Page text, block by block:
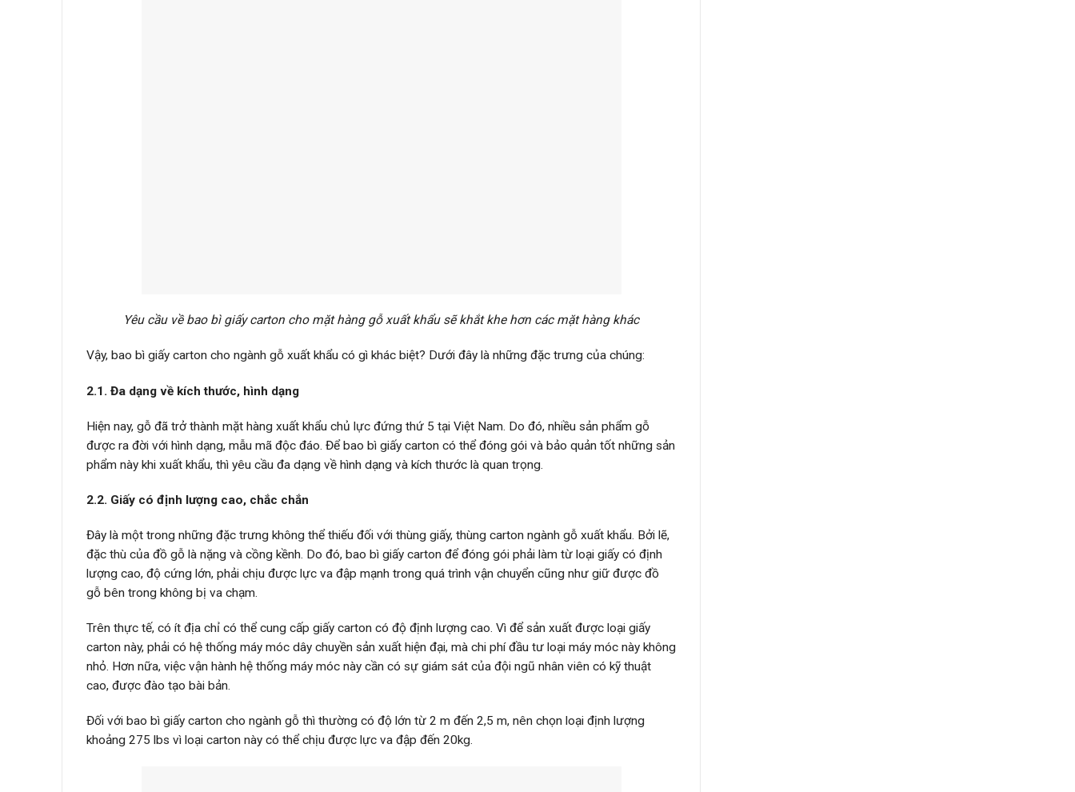
Yêu cầu về bao bì giấy carton cho mặt hàng gỗ xuất khẩu sẽ khắt khe hơn các mặt hàng khác
Vậy, bao bì giấy carton cho ngành gỗ xuất khẩu có gì khác biệt? Dưới đây là những đặc trưng của chúng:
2.1. Đa dạng về kích thước, hình dạng
Hiện nay, gỗ đã trở thành mặt hàng xuất khẩu chủ lực đứng thứ 5 tại Việt Nam. Do đó, nhiều sản phẩm gỗ
được ra đời với hình dạng, mẫu mã độc đáo. Để bao bì giấy carton có thể đóng gói và bảo quản tốt những sản
phẩm này khi xuất khẩu, thì yêu cầu đa dạng về hình dạng và kích thước là quan trọng.
2.2. Giấy có định lượng cao, chắc chắn
Đây là một trong những đặc trưng không thể thiếu đối với thùng giấy, thùng carton ngành gỗ xuất khẩu. Bởi lẽ,
đặc thù của đồ gỗ là nặng và cồng kềnh. Do đó, bao bì giấy carton để đóng gói phải làm từ loại giấy có định
lượng cao, độ cứng lớn, phải chịu được lực va đập mạnh trong quá trình vận chuyển cũng như giữ được đồ
gỗ bên trong không bị va chạm.
Trên thực tế, có ít địa chỉ có thể cung cấp giấy carton có độ định lượng cao. Vì để sản xuất được loại giấy
carton này, phải có hệ thống máy móc dây chuyền sản xuất hiện đại, mà chi phí đầu tư loại máy móc này không
nhỏ. Hơn nữa, việc vận hành hệ thống máy móc này cần có sự giám sát của đội ngũ nhân viên có kỹ thuật
cao, được đào tạo bài bản.
Đối với bao bì giấy carton cho ngành gỗ thì thường có độ lớn từ 2 m đến 2,5 m, nên chọn loại định lượng
khoảng 275 lbs vì loại carton này có thể chịu được lực va đập đến 20kg.